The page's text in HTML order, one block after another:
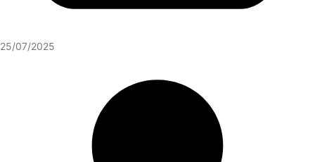
25/07/2025